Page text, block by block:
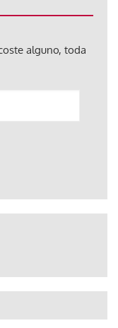
alguno, toda